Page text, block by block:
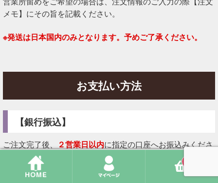
メモ】にその旨を記載ください。
※発送は日本国内のみとなります。予めご了承ください。
お支払い方法
【銀行振込】
ご注文完了後、 ２営業日以内に指定の口座へお振込みくださ
※２営業日以内にお振込みまたはお振込みに関してのご連絡
がない場合は、
告知なくキャンセル扱い